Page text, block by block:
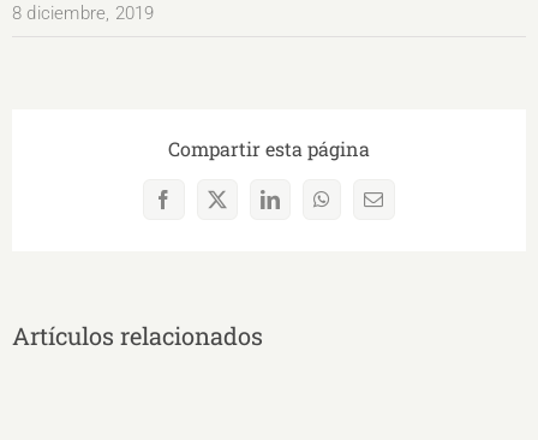
8 diciembre, 2019
Compartir esta página
Facebook
X LinkedInWhatsAppCorreo
Artículos relacionados